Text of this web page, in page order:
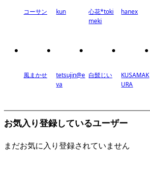
コーサン kun
心花*toki
meki
hanex
風まかせ
tetsujin@e
va
白髭じい
KUSAMAK
URA
お気入り登録しているユーザー
まだお気に入り登録されていません